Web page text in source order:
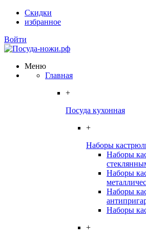
Скидки
избранное
Войти
Меню
Главная
+
Посуда кухонная
+
Наборы
Наборы
Наборы
Наборы
Наборы
+